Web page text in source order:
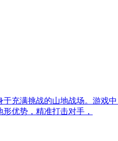
充满挑战的山地战场。游戏
优势，精准打击对手，